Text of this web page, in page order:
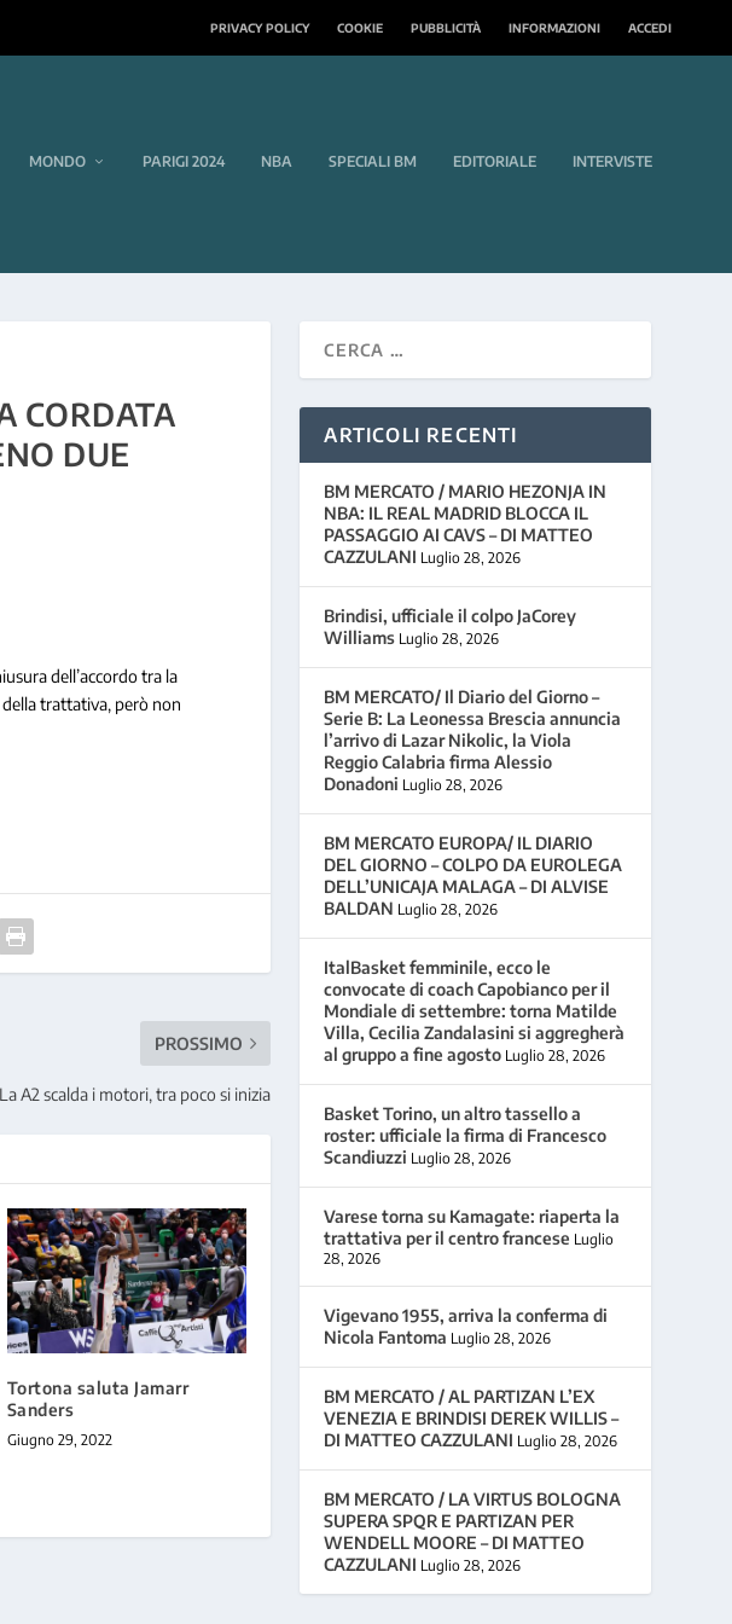
PRIVACY POLICY COOKIE PUBBLICITÀ INFORMAZIONI ACCEDI
MONDO PARIGI 2024 NBA SPECIALI BM EDITORIALE INTERVISTE
CORDATA
DUE
dell’accordo tra la
trattativa, però non
PROSSIMO
A2 scalda i motori, tra poco si inizia
Tortona saluta Jamarr
Sanders
Giugno 29, 2022
ARTICOLI RECENTI
BM MERCATO / MARIO HEZONJA IN
NBA: IL REAL MADRID BLOCCA IL
PASSAGGIO AI CAVS – DI MATTEO
CAZZULANI Luglio 28, 2026
Brindisi, ufficiale il colpo JaCorey
Williams Luglio 28, 2026
BM MERCATO/ Il Diario del Giorno –
Serie B: La Leonessa Brescia annuncia
l’arrivo di Lazar Nikolic, la Viola
Reggio Calabria firma Alessio
Donadoni Luglio 28, 2026
BM MERCATO EUROPA/ IL DIARIO
DEL GIORNO – COLPO DA EUROLEGA
DELL’UNICAJA MALAGA – DI ALVISE
BALDAN Luglio 28, 2026
ItalBasket femminile, ecco le
convocate di coach Capobianco per il
Mondiale di settembre: torna Matilde
Villa, Cecilia Zandalasini si aggregherà
al gruppo a fine agosto Luglio 28, 2026
Basket Torino, un altro tassello a
roster: ufficiale la firma di Francesco
Scandiuzzi Luglio 28, 2026
Varese torna su Kamagate: riaperta la
trattativa per il centro francese Luglio
28, 2026
Vigevano 1955, arriva la conferma di
Nicola Fantoma Luglio 28, 2026
BM MERCATO / AL PARTIZAN L’EX
VENEZIA E BRINDISI DEREK WILLIS –
DI MATTEO CAZZULANI Luglio 28, 2026
BM MERCATO / LA VIRTUS BOLOGNA
SUPERA SPQR E PARTIZAN PER
WENDELL MOORE – DI MATTEO
CAZZULANI Luglio 28, 2026